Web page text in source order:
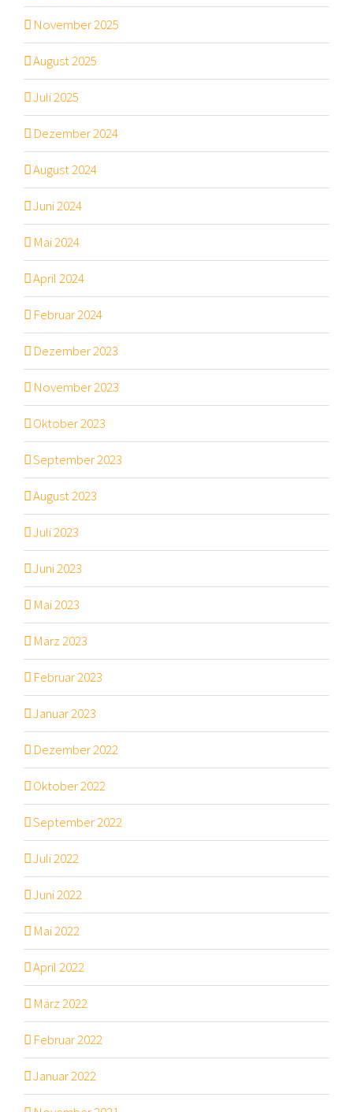
November 2025
August 2025
Juli 2025
Dezember 2024
August 2024
Juni 2024
Mai 2024
April 2024
Februar 2024
Dezember 2023
November 2023
Oktober 2023
September 2023
August 2023
Juli 2023
Juni 2023
Mai 2023
März 2023
Februar 2023
Januar 2023
Dezember 2022
Oktober 2022
September 2022
Juli 2022
Juni 2022
Mai 2022
April 2022
März 2022
Februar 2022
Januar 2022